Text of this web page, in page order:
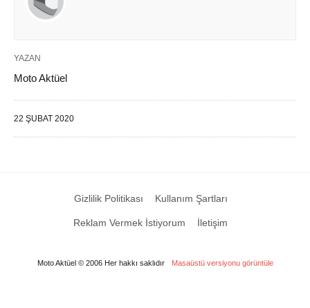
YAZAN
Moto Aktüel
22 ŞUBAT 2020
Gizlilik Politikası Kullanım Şartları
Reklam Vermek İstiyorum İletişim
Moto Aktüel © 2006 Her hakkı saklıdır Masaüstü versiyonu görüntüle